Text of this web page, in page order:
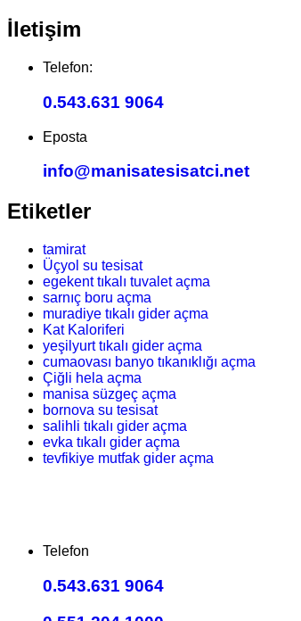
İletişim
Telefon:
0.543.631 9064
Eposta
info@manisatesisatci.net
Etiketler
tamirat
Üçyol su tesisat
egekent tıkalı tuvalet açma
sarnıç boru açma
muradiye tıkalı gider açma
Kat Kaloriferi
yeşilyurt tıkalı gider açma
cumaovası banyo tıkanıklığı açma
Çiğli hela açma
manisa süzgeç açma
bornova su tesisat
salihli tıkalı gider açma
evka tıkalı gider açma
tevfikiye mutfak gider açma
Telefon
0.543.631 9064